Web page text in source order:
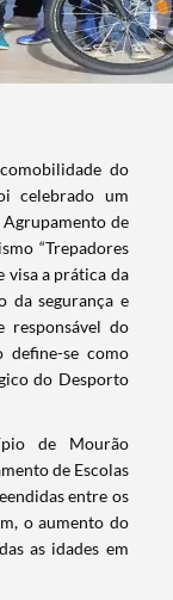
do
celebrado um
de
“Trepadores
visa a prática da
da segurança e
responsável do
define-se como
do Desporto
de Mourão
de Escolas
entre os
o aumento do
as idades em